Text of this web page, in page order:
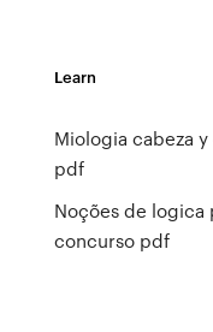
Learn
Miologia cabeza
pdf
Noções de logica
concurso pdf